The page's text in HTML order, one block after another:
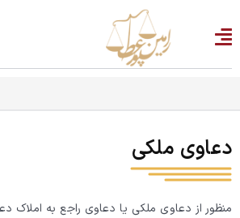
به
محتوا
دعاوی ملکی
منظور از دعاوی ملکی یا دعاوی راجع به املاک